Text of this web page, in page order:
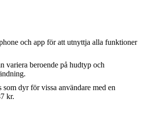
och app för att utnyttja alla funktioner
variera beroende på hudtyp och
som dyr för vissa användare med en
kr.